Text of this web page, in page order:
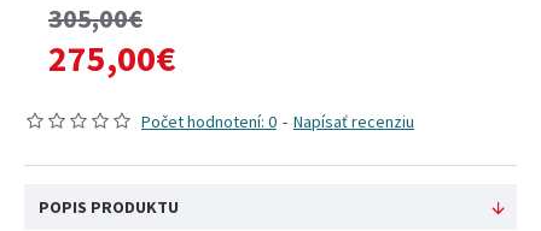
Počet hodnotení: 0 - Napísať recenziu
305,00€
275,00€
POPIS PRODUKTU